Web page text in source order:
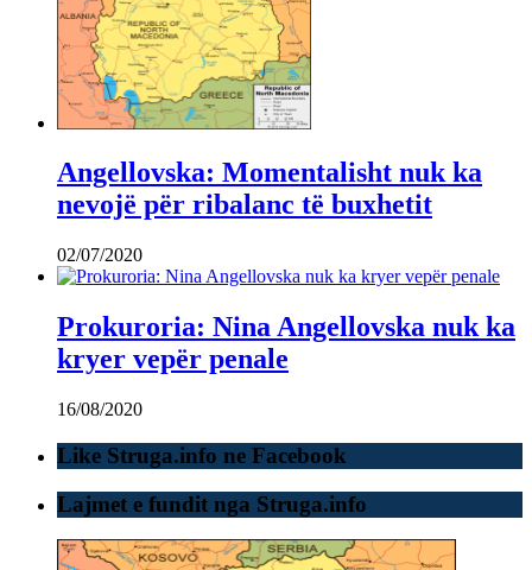
Angellovska: Momentalisht nuk ka
nevojë për ribalanc të buxhetit
02/07/2020
Prokuroria: Nina Angellovska nuk ka
kryer vepër penale
16/08/2020
Like Struga.info ne Facebook
Lajmet e fundit nga Struga.info